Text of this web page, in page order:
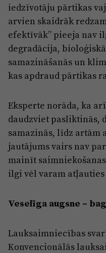
iedzīvotāju pārtikas
arvien skaidrāk
efektīvāk” pieeja nav
degradācija,
samazināšanās un
kas apdraud pārtikas
Eksperte norāda, ka
daudzviet pasliktinās,
samazinās, līdz artām
jautājums vairs nav
mainīt
ilgi vēl varam
Veselīga augsne –
Lauksaimniecības
Konvencionālās